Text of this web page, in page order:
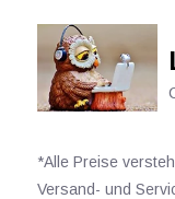
*Alle Preise
Versand- und